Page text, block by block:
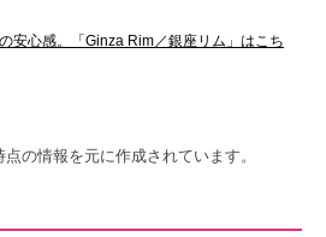
安心感。「Ginza Rim／銀座リム」はこち
の情報を元に作成されています。